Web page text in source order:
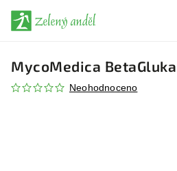
MycoMedica
Neohodnoceno